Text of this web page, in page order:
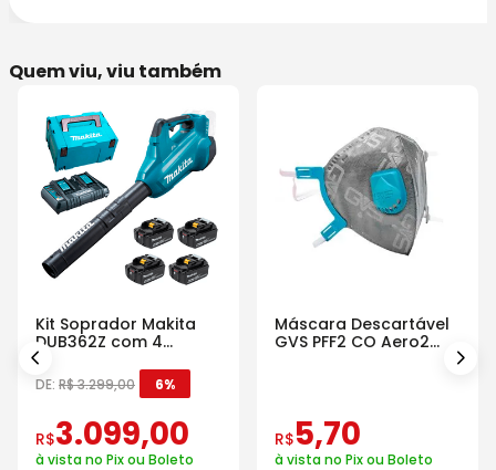
Quem viu, viu também
Kit Soprador Makita
DUB362Z com 4
Baterias Carregador e
Maleta
DE: R$3.299,00 6%
R$3.099,00
à vista no Pix ou Boleto
Máscara Descartável
GVS PFF2 CO Aero2
R$5,70
à vista no Pix ou Boleto